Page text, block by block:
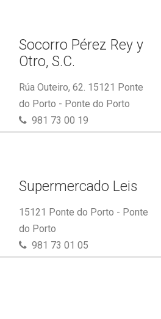
Socorro Pérez Rey y
Otro, S.C.
Rúa Outeiro, 62. 15121 Ponte
do Porto - Ponte do Porto
981 73 00 19
Supermercado Leis
15121 Ponte do Porto - Ponte
do Porto
981 73 01 05